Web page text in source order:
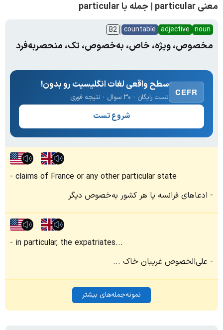
معنی particular | جمله با particular
noun
adjective
countable
B2
مخصوص، ویژه، خاص، به‌‌خصوص، تک، منحصر‌به‌فرد
CEFR
سطح واقعی لغات انگلیسیت رو بدون!
تست رایگان · ۳۰ سوال · نتیجه فوری
شروع تست
claims of France or any other particular state
ادعاهای فرانسه یا هر کشور به‌خصوص دیگر
in particular, the expatriates...
علی‌الخصوص غریبان خاک ...
نمونه‌جمله‌های بیشتر